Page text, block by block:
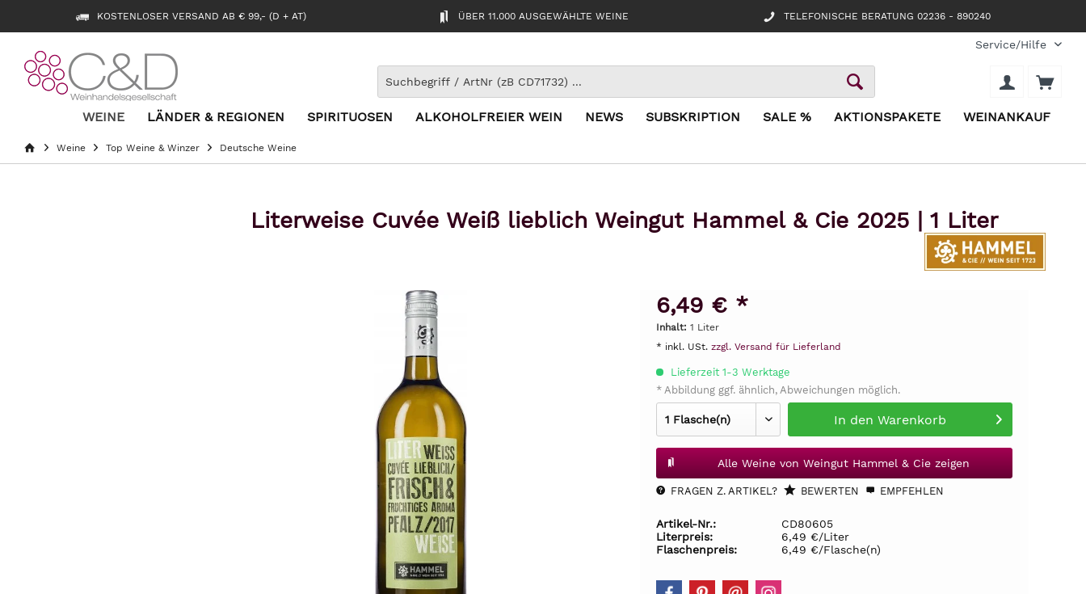
KOSTENLOSER VERSAND AB € 99,- (D + AT) ÜBER 11.000 AUSGEWÄHLTE WEINE TELEFONISCHE BERATUNG 02236 - 890240
Service/Hilfe
WEINE LÄNDER & REGIONEN SPIRITUOSEN ALKOHOLFREIER WEIN NEWS SUBSKRIPTION SALE % AKTIONSPAKETE WEINANKAUF
Weine Top Weine & Winzer Deutsche Weine
Literweise Cuvée Weiß lieblich Weingut Hammel & Cie 2025 | 1 Liter
6,49 € *
Inhalt: 1 Liter
* inkl. USt. zzgl. Versand für Lieferland
Lieferzeit 1-3 Werktage
* Abbildung ggf. ähnlich, Abweichungen möglich.
In den Warenkorb
Alle Weine von Weingut Hammel & Cie zeigen
FRAGEN Z. ARTIKEL? BEWERTEN EMPFEHLEN
Artikel-Nr.:
CD80605
Literpreis:
6,49 €/Liter
Flaschenpreis:
6,49 €/Flasche(n)